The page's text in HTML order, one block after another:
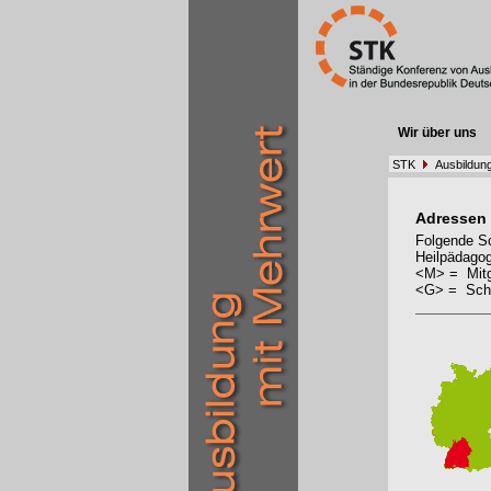
Wir über uns
STK
Adressen
Folgende
<M> =
<G> =